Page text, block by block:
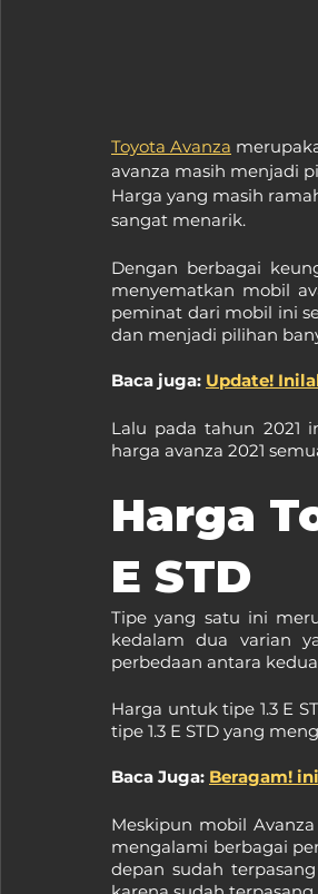
Toyota Avanza
avanza masih menjadi
Harga yang masih
sangat menarik.
Dengan berbagai
menyematkan mobil
peminat dari mobil ini
dan menjadi pilihan
Baca juga: Update!
Lalu pada tahun 2021
harga avanza 2021
Harga
E STD
Tipe yang satu ini
kedalam dua varian
perbedaan antara
Harga untuk tipe 1.3 E
tipe 1.3 E STD yang
Baca Juga: Beragam!
Meskipun mobil
mengalami berbagai
depan sudah